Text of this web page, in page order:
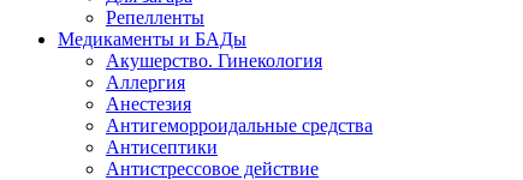
Репелленты
Медикаменты и БАДы
Акушерство. Гинекология
Аллергия
Анестезия
Антигеморроидальные средства
Антисептики
Антистрессовое действие